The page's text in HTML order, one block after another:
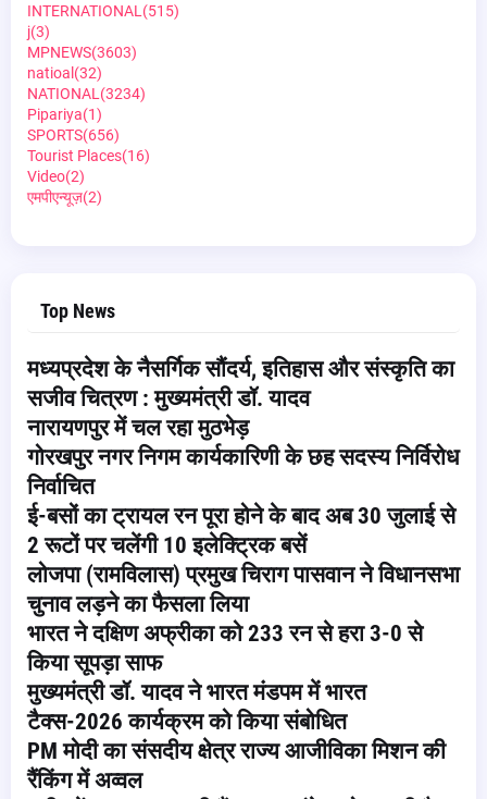
INTERNATIONAL (515)
j(3)
MPNEWS(3603)
natioal (32)
NATIONAL (3234)
Pipariya(1)
SPORTS(656)
Tourist Places(16)
Video(2)
एमपीएन्यूज़(2)
Top News
मध्यप्रदेश के नैसर्गिक सौंदर्य, इतिहास और संस्कृति का
सजीव चित्रण : मुख्यमंत्री डॉ. यादव
नारायणपुर में चल रहा मुठभेड़
गोरखपुर नगर निगम कार्यकारिणी के छह सदस्य निर्विरोध
निर्वाचित
ई-बसों का ट्रायल रन पूरा होने के बाद अब 30 जुलाई से
2 रूटों पर चलेंगी 10 इलेक्ट्रिक बसें
लोजपा (रामविलास) प्रमुख चिराग पासवान ने विधानसभा
चुनाव लड़ने का फैसला लिया
भारत ने दक्षिण अफ्रीका को 233 रन से हरा 3-0 से
किया सूपड़ा साफ
मुख्यमंत्री डॉ. यादव ने भारत मंडपम में भारत
टैक्स-2026 कार्यक्रम को किया संबोधित
PM मोदी का संसदीय क्षेत्र राज्य आजीविका मिशन की
रैंकिंग में अव्वल